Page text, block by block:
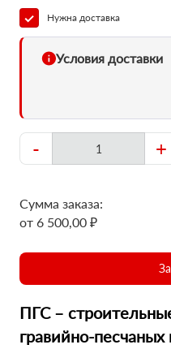
Нужна доставка
Условия доставки
- +
Сумма заказа:
от 6 500,00 ₽
ПГС –
гравийно-